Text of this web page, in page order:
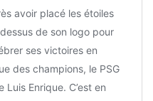
avoir placé les étoiles
de son logo pour
ses victoires en
des champions, le PSG
Enrique. C’est en